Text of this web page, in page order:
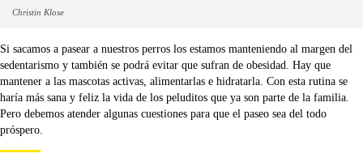
Christin Klose
Si sacamos a pasear a nuestros perros los estamos manteniendo al margen del
sedentarismo y también se podrá evitar que sufran de obesidad. Hay que
mantener a las mascotas activas, alimentarlas e hidratarla. Con esta rutina se
haría más sana y feliz la vida de los peluditos que ya son parte de la familia.
Pero debemos atender algunas cuestiones para que el paseo sea del todo
próspero.